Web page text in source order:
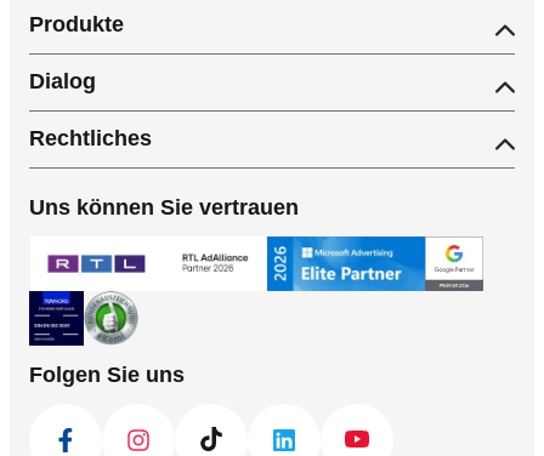
Produkte
Dialog
Rechtliches
Uns können Sie vertrauen
Folgen Sie uns